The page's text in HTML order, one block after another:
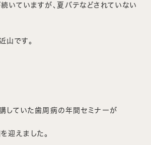
いていますが、夏バテなどされていない
山です。
していた歯周病の年間セミナーが
迎えました。